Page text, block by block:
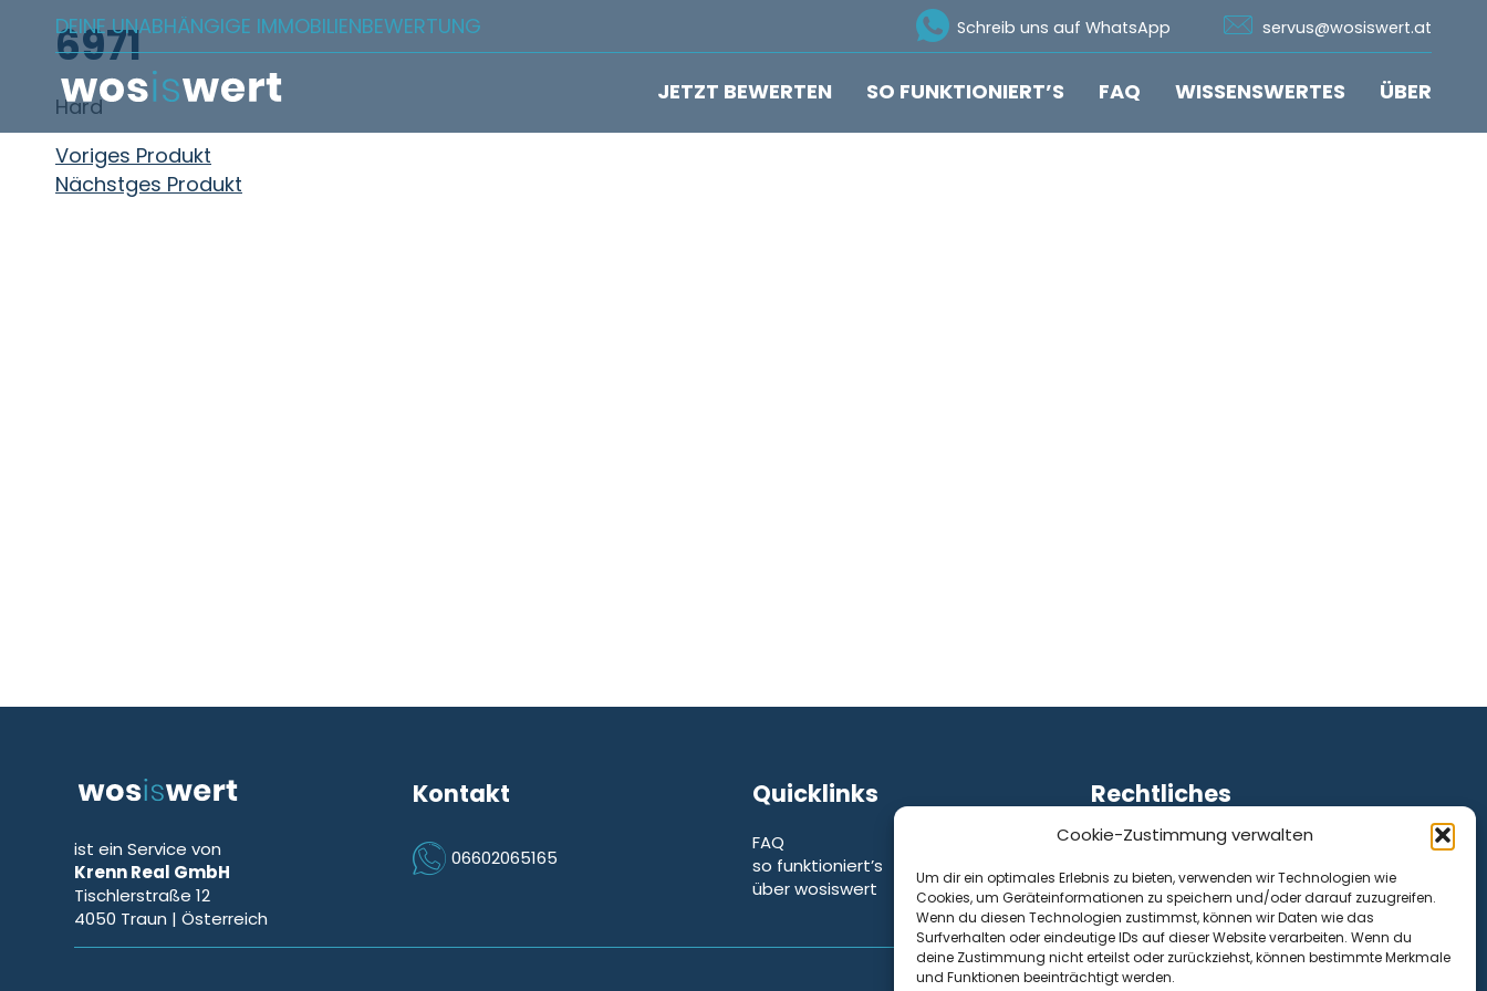
Cookie-Zustimmung verwalten
Um dir ein optimales Erlebnis zu bieten, verwenden wir Technologien wie
Cookies, um Geräteinformationen zu speichern und/oder darauf zuzugreifen.
Wenn du diesen Technologien zustimmst, können wir Daten wie das
Surfverhalten oder eindeutige IDs auf dieser Website verarbeiten. Wenn du
deine Zustimmung nicht erteilst oder zurückziehst, können bestimmte Merkmale
und Funktionen beeinträchtigt werden.
Zum Inhalt springen
DEINE UNABHÄNGIGE IMMOBILIENBEWERTUNG
Schreib uns auf WhatsApp
servus@wosiswert.at
JETZT BEWERTEN SO FUNKTIONIERT’S FAQ WISSENSWERTES ÜBER
6971
Hard
Beitragsnavigation
Voriges Produkt
Nächstges Produkt
ist ein Service von
Krenn Real GmbH
Tischlerstraße 12
4050 Traun | Österreich
Kontakt
Icon Phone
06602065165
Quicklinks
FAQ
so funktioniert’s
über wosiswert
Rechtliches
Impressum
Cookie-Richtlinie (EU)